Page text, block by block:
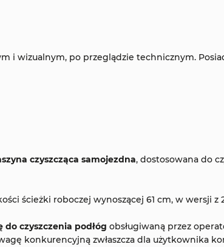
i wizualnym, po przeglądzie technicznym.
czyszcząca samojezdna, dostosowana do
ścieżki roboczej wynoszącej 61 cm, w wersji
do czyszczenia podłóg obsługiwaną przez
konkurencyjną zwłaszcza dla użytkownika